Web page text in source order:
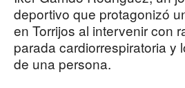
deportivo que protagonizó
en Torrijos al intervenir con
parada cardiorrespiratoria y
de una persona.